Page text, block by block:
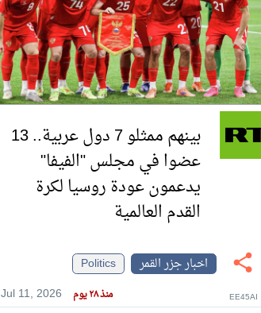
بينهم ممثلو 7 دول عربية.. 13
عضوا في مجلس "الفيفا"
يدعمون عودة روسيا لكرة
القدم العالمية
اخبار جزر القمر
Politics
Jul 11, 2026
منذ ٢٨ يوم EE45AI